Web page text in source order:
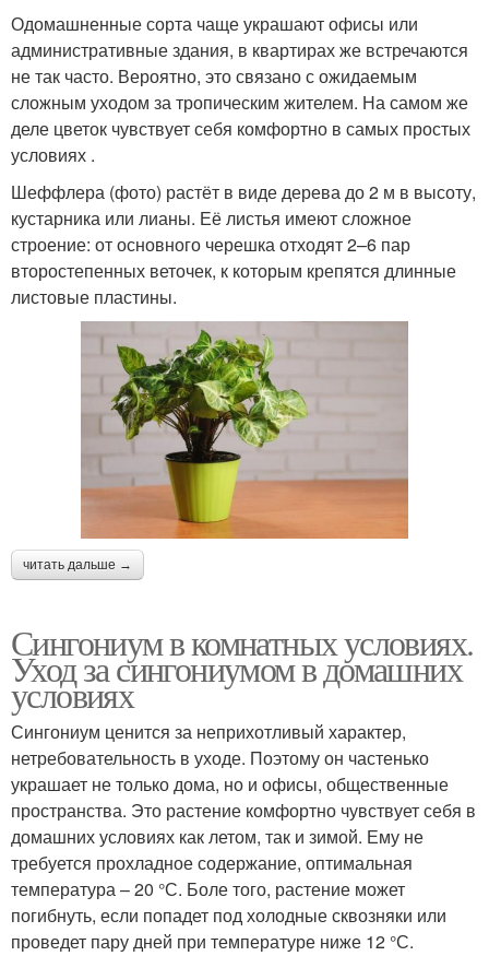
Одомашненные сорта чаще украшают офисы или
административные здания, в квартирах же встречаются
не так часто. Вероятно, это связано с ожидаемым
сложным уходом за тропическим жителем. На самом же
деле цветок чувствует себя комфортно в самых простых
условиях .
Шеффлера (фото) растёт в виде дерева до 2 м в высоту,
кустарника или лианы. Её листья имеют сложное
строение: от основного черешка отходят 2–6 пар
второстепенных веточек, к которым крепятся длинные
листовые пластины.
читать дальше →
Сингониум в комнатных условиях.
Уход за сингониумом в домашних
условиях
Сингониум ценится за неприхотливый характер,
нетребовательность в уходе. Поэтому он частенько
украшает не только дома, но и офисы, общественные
пространства. Это растение комфортно чувствует себя в
домашних условиях как летом, так и зимой. Ему не
требуется прохладное содержание, оптимальная
температура – 20 °С. Боле того, растение может
погибнуть, если попадет под холодные сквозняки или
проведет пару дней при температуре ниже 12 °С.